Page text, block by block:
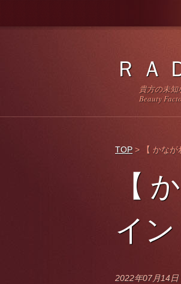
Ｒ Ａ
貴方の
Beauty
TOP > 【 かな
【
イ
2022年07月14日